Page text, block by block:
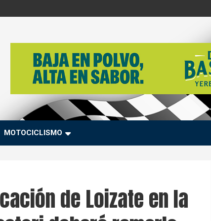
MOTOCICLISMO
de Loizate en la